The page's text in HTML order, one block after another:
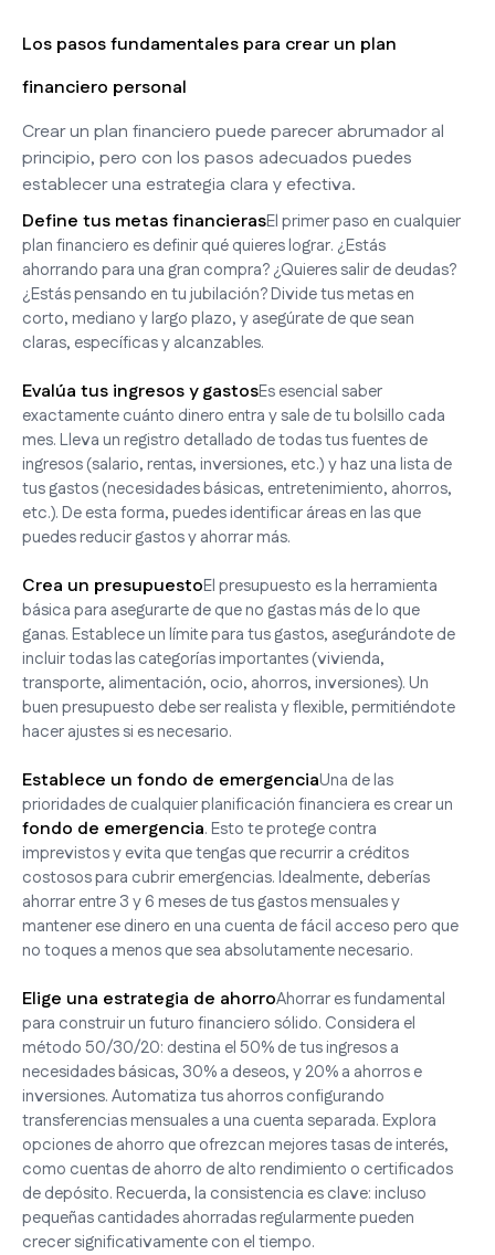
Los pasos fundamentales para crear un plan
financiero personal
Crear un plan financiero puede parecer abrumador al
principio, pero con los pasos adecuados puedes
establecer una estrategia clara y efectiva.
Define tus metas financierasEl primer paso en cualquier
plan financiero es definir qué quieres lograr. ¿Estás
ahorrando para una gran compra? ¿Quieres salir de deudas?
¿Estás pensando en tu jubilación? Divide tus metas en
corto, mediano y largo plazo, y asegúrate de que sean
claras, específicas y alcanzables.
Evalúa tus ingresos y gastosEs esencial saber
exactamente cuánto dinero entra y sale de tu bolsillo cada
mes. Lleva un registro detallado de todas tus fuentes de
ingresos (salario, rentas, inversiones, etc.) y haz una lista de
tus gastos (necesidades básicas, entretenimiento, ahorros,
etc.). De esta forma, puedes identificar áreas en las que
puedes reducir gastos y ahorrar más.
Crea un presupuestoEl presupuesto es la herramienta
básica para asegurarte de que no gastas más de lo que
ganas. Establece un límite para tus gastos, asegurándote de
incluir todas las categorías importantes (vivienda,
transporte, alimentación, ocio, ahorros, inversiones). Un
buen presupuesto debe ser realista y flexible, permitiéndote
hacer ajustes si es necesario.
Establece un fondo de emergenciaUna de las
prioridades de cualquier planificación financiera es crear un
fondo de emergencia. Esto te protege contra
imprevistos y evita que tengas que recurrir a créditos
costosos para cubrir emergencias. Idealmente, deberías
ahorrar entre 3 y 6 meses de tus gastos mensuales y
mantener ese dinero en una cuenta de fácil acceso pero que
no toques a menos que sea absolutamente necesario.
Elige una estrategia de ahorroAhorrar es fundamental
para construir un futuro financiero sólido. Considera el
método 50/30/20: destina el 50% de tus ingresos a
necesidades básicas, 30% a deseos, y 20% a ahorros e
inversiones. Automatiza tus ahorros configurando
transferencias mensuales a una cuenta separada. Explora
opciones de ahorro que ofrezcan mejores tasas de interés,
como cuentas de ahorro de alto rendimiento o certificados
de depósito. Recuerda, la consistencia es clave: incluso
pequeñas cantidades ahorradas regularmente pueden
crecer significativamente con el tiempo.